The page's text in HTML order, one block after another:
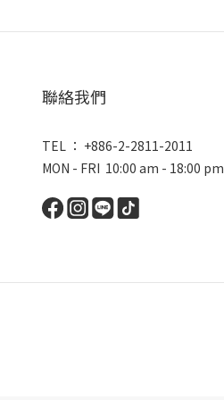
聯絡我們
TEL ： +886-2-2811-2011
MON - FRI 10:00 am - 18:00 pm